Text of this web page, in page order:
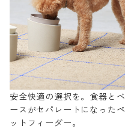
安全快適の選択を。食器とベ
ースがセパレートになったペ
ットフィーダー。